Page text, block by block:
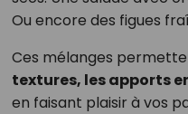
Ou encore des figues
Ces mélanges
textures, les apports
en faisant plaisir à vos